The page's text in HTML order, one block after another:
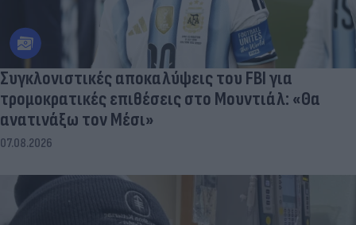
Συγκλονιστικές αποκαλύψεις του FBI για
τρομοκρατικές επιθέσεις στο Μουντιάλ: «Θα
ανατινάξω τον Μέσι»
07.08.2026